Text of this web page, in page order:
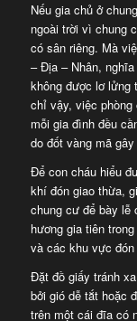
Nếu gia chủ ở
ngoài trời vì chung
có sân riêng. Mà
– Địa – Nhân,
không được lơ lửng
chỉ vậy, việc
mỗi gia đình đều
do đốt vàng mã gây
Để con cháu hiểu
khí đón giao thừa,
chung cư để bày lễ
hương gia tiên
và các khu vực đón
Đặt đồ giấy tránh
bởi gió dễ tắt hoặc
trên một cái đĩa có